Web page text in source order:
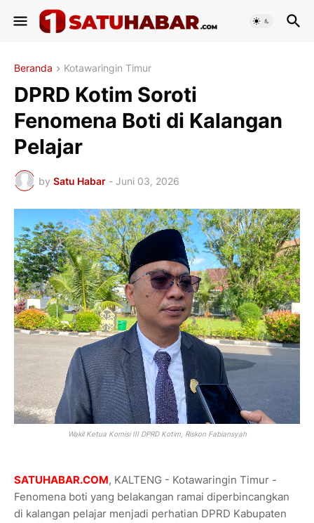
Beranda Kotawaringin Timur
DPRD Kotim Soroti
Fenomena Boti di Kalangan
Pelajar
by Satu Habar - Juni 03, 2026
Wakil Ketua Komisi III DPRD Kotim, Riskon Fabiansyah
SATUHABAR.COM, KALTENG - Kotawaringin Timur -
Fenomena boti yang belakangan ramai diperbincangkan
di kalangan pelajar menjadi perhatian DPRD Kabupaten